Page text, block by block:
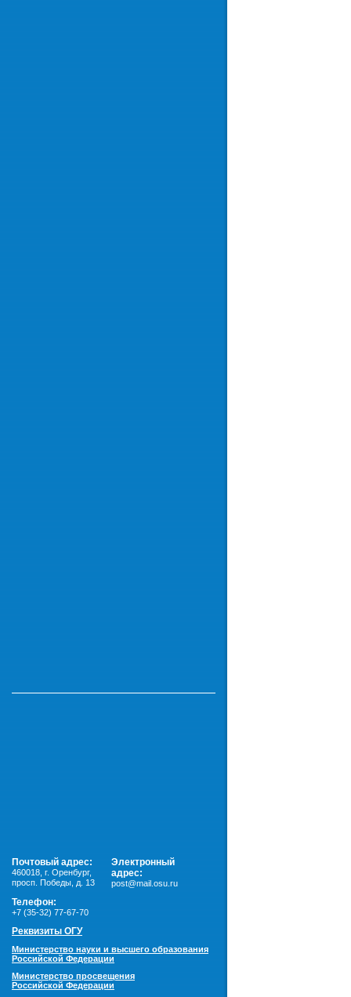
Почтовый адрес:
460018 г. Оренбург,
просп. Победы, д. 13
Электронный
адрес:
post@mail.osu.ru
Телефон:
+7 (35-32) 77-67-70
Реквизиты ОГУ
Министерство науки и высшего образования
Российской Федерации
Министерство просвещения
Российской Федерации